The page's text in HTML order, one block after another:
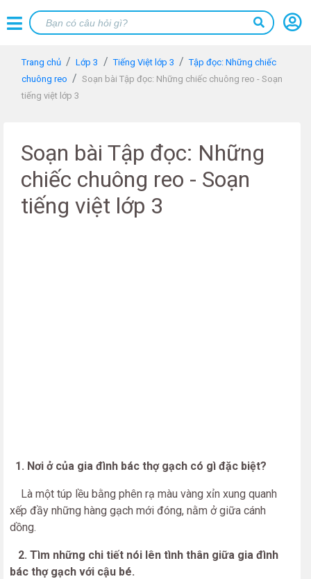
Trang chủ Lớp 3 Tiếng Việt lớp 3
Tập đọc: Những chiếc
chuông reo
Soạn bài Tập đọc: Những chiếc chuông reo - Soạn
tiếng việt lớp 3
Soạn bài Tập đọc: Những
chiếc chuông reo - Soạn
tiếng việt lớp 3
1. Nơi ở của gia đình bác thợ gạch có gì đặc biệt?
Là một túp lều bằng phên rạ màu vàng xỉn xung quanh
xếp đầy những hàng gạch mới đóng, nằm ở giữa cánh
dồng.
2. Tìm những chi tiết nói lên tình thân giữa gia đình
bác thợ gạch với cậu bé.